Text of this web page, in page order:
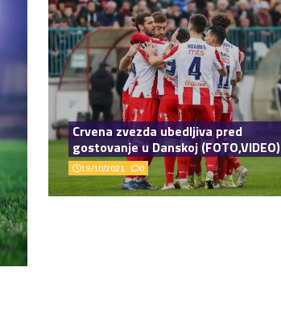
Crvena zvezda ubedljiva pred
gostovanje u Danskoj (FOTO,VIDEO)
19/10/2021 0